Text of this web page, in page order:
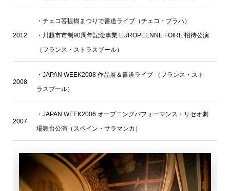
2012
・チェコ菩提樹まつりで書道ライブ（チェコ・プラハ）
・川越市市制90周年記念事業 EUROPEENNE FOIRE 招待公演
（フランス・ストラスブール）
2008
・JAPAN WEEK2008 作品展＆書道ライブ （フランス・スト
ラスブール）
2007
・JAPAN WEEK2006 オープニングパフォーマンス・リセオ劇
場舞台公演（スペイン・サラマンカ）